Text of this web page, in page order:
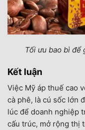
Tối ưu bao bì để
Kết luận
Việc Mỹ áp thuế cao
cà phê, là cú sốc lớn
lúc để doanh nghiệp
cấu trúc, mở rộng thị